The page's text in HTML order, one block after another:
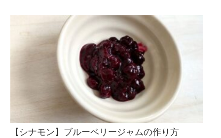
【シナモン】ブルーベリージャムの作り方